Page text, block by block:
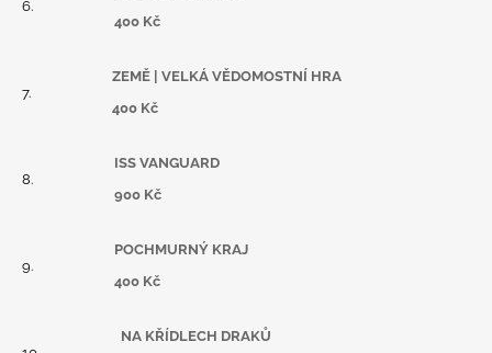
400 Kč
ZEMĚ | VELKÁ VĚDOMOSTNÍ HRA
400 Kč
ISS VANGUARD
900 Kč
POCHMURNÝ KRAJ
400 Kč
NA KŘÍDLECH DRAKŮ